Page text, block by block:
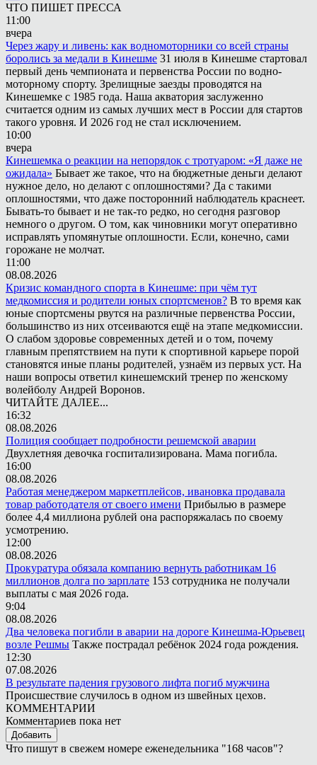
ЧТО ПИШЕТ ПРЕССА
11:00
вчера
Через жару и ливень: как водномоторники со всей страны
боролись за медали в Кинешме 31 июля в Кинешме стартовал
первый день чемпионата и первенства России по водно-
моторному спорту. Зрелищные заезды проводятся на
Кинешемке с 1985 года. Наша акватория заслуженно
считается одним из самых лучших мест в России для стартов
такого уровня. И 2026 год не стал исключением.
10:00
вчера
Кинешемка о реакции на непорядок с тротуаром: «Я даже не
ожидала» Бывает же такое, что на бюджетные деньги делают
нужное дело, но делают с оплошностями? Да с такими
оплошностями, что даже посторонний наблюдатель краснеет.
Бывать-то бывает и не так-то редко, но сегодня разговор
немного о другом. О том, как чиновники могут оперативно
исправлять упомянутые оплошности. Если, конечно, сами
горожане не молчат.
11:00
08.08.2026
Кризис командного спорта в Кинешме: при чём тут
медкомиссия и родители юных спортсменов? В то время как
юные спортсмены рвутся на различные первенства России,
большинство из них отсеиваются ещё на этапе медкомиссии.
О слабом здоровье современных детей и о том, почему
главным препятствием на пути к спортивной карьере порой
становятся иные планы родителей, узнаём из первых уст. На
наши вопросы ответил кинешемский тренер по женскому
волейболу Андрей Воронов.
ЧИТАЙТЕ ДАЛЕЕ...
16:32
08.08.2026
Полиция сообщает подробности решемской аварии
Двухлетняя девочка госпитализирована. Мама погибла.
16:00
08.08.2026
Работая менеджером маркетплейсов, ивановка продавала
товар работодателя от своего имени Прибылью в размере
более 4,4 миллиона рублей она распоряжалась по своему
усмотрению.
12:00
08.08.2026
Прокуратура обязала компанию вернуть работникам 16
миллионов долга по зарплате 153 сотрудника не получали
выплаты с мая 2026 года.
9:04
08.08.2026
Два человека погибли в аварии на дороге Кинешма-Юрьевец
возле Решмы Также пострадал ребёнок 2024 года рождения.
12:30
07.08.2026
В результате падения грузового лифта погиб мужчина
Происшествие случилось в одном из швейных цехов.
КОММЕНТАРИИ
Комментариев пока нет
Добавить
Что пишут в свежем номере еженедельника "168 часов"?